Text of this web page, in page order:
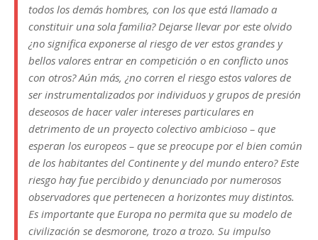
todos los demás hombres, con los que está llamado a
constituir una sola familia? Dejarse llevar por este olvido
¿no significa exponerse al riesgo de ver estos grandes y
bellos valores entrar en competición o en conflicto unos
con otros? Aún más, ¿no corren el riesgo estos valores de
ser instrumentalizados por individuos y grupos de presión
deseosos de hacer valer intereses particulares en
detrimento de un proyecto colectivo ambicioso – que
esperan los europeos – que se preocupe por el bien común
de los habitantes del Continente y del mundo entero? Este
riesgo hay fue percibido y denunciado por numerosos
observadores que pertenecen a horizontes muy distintos.
Es importante que Europa no permita que su modelo de
civilización se desmorone, trozo a trozo. Su impulso